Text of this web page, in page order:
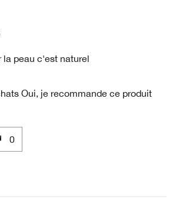
la peau c'est naturel
Oui, je recommande ce produit
0